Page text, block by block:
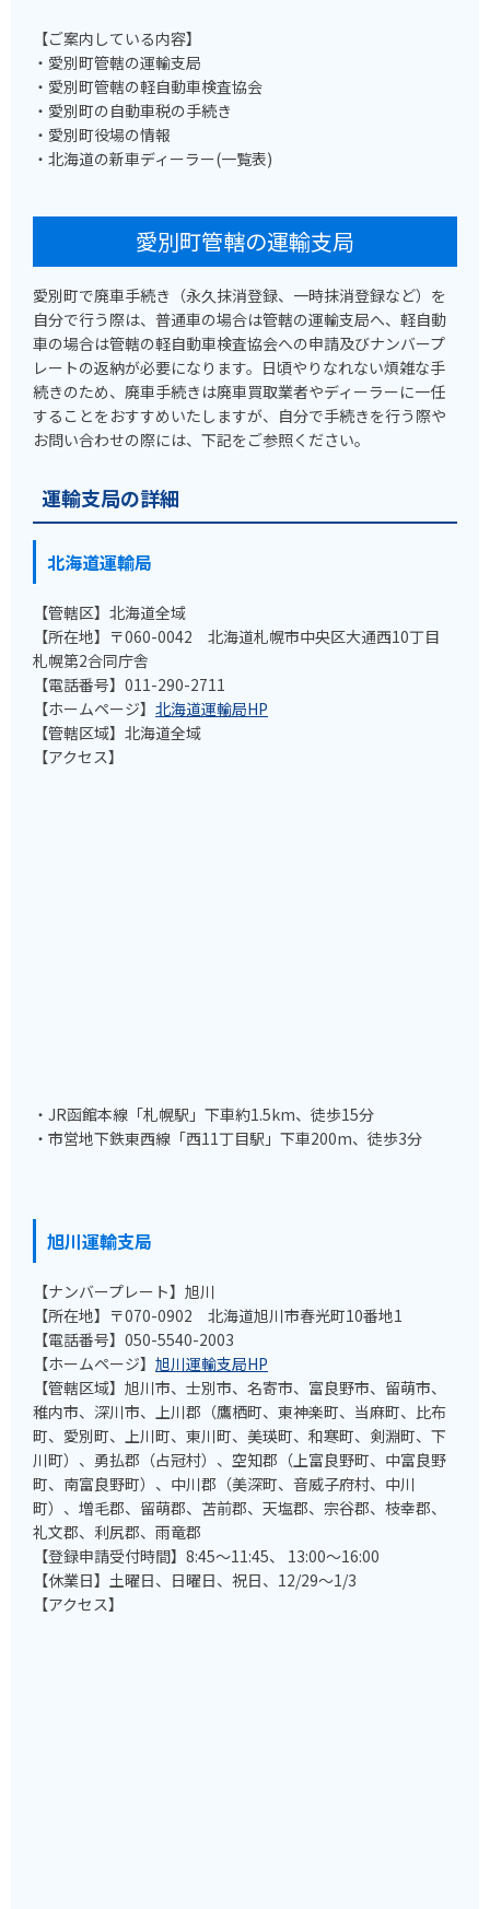
【ご案内している内容】
・愛別町管轄の運輸支局
・愛別町管轄の軽自動車検査協会
・愛別町の自動車税の手続き
・愛別町役場の情報
・北海道の新車ディーラー(一覧表)
愛別町管轄の運輸支局
愛別町で廃車手続き（永久抹消登録、一時抹消登録など）を
自分で行う際は、普通車の場合は管轄の運輸支局へ、軽自動
車の場合は管轄の軽自動車検査協会への申請及びナンバープ
レートの返納が必要になります。日頃やりなれない煩雑な手
続きのため、廃車手続きは廃車買取業者やディーラーに一任
することをおすすめいたしますが、自分で手続きを行う際や
お問い合わせの際には、下記をご参照ください。
運輸支局の詳細
北海道運輸局
【管轄区】北海道全域
【所在地】〒060-0042 北海道札幌市中央区大通西10丁目
札幌第2合同庁舎
【電話番号】011-290-2711
【ホームページ】 北海道運輸局HP
【管轄区域】北海道全域
【アクセス】
・JR函館本線「札幌駅」下車約1.5km、徒歩15分
・市営地下鉄東西線「西11丁目駅」下車200m、徒歩3分
旭川運輸支局
【ナンバープレート】旭川
【所在地】〒070-0902 北海道旭川市春光町10番地1
【電話番号】050-5540-2003
【ホームページ】 旭川運輸支局HP
【管轄区域】旭川市、士別市、名寄市、富良野市、留萌市、
稚内市、深川市、上川郡（鷹栖町、東神楽町、当麻町、比布
町、愛別町、上川町、東川町、美瑛町、和寒町、剣淵町、下
川町）、勇払郡（占冠村）、空知郡（上富良野町、中富良野
町、南富良野町）、中川郡（美深町、音威子府村、中川
町）、増毛郡、留萌郡、苫前郡、天塩郡、宗谷郡、枝幸郡、
礼文郡、利尻郡、雨竜郡
【登録申請受付時間】8:45～11:45、 13:00～16:00
【休業日】土曜日、日曜日、祝日、12/29～1/3
【アクセス】